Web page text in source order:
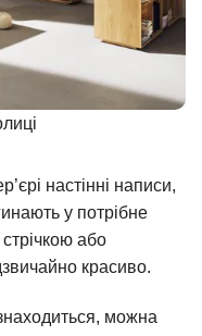
настінні написи,
у потрібне
або
красиво.
можна